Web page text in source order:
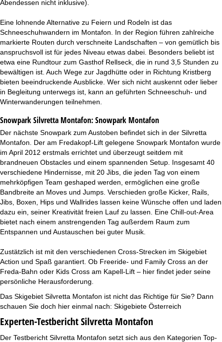
Abendessen nicht inklusive).
Eine lohnende Alternative zu Feiern und Rodeln ist das
Schneeschuhwandern im Montafon. In der Region führen zahlreiche
markierte Routen durch verschneite Landschaften – von gemütlich bis
anspruchsvoll ist für jedes Niveau etwas dabei. Besonders beliebt ist
etwa eine Rundtour zum Gasthof Rellseck, die in rund 3,5 Stunden zu
bewältigen ist. Auch Wege zur Jagdhütte oder in Richtung Kristberg
bieten beeindruckende Ausblicke. Wer sich nicht auskennt oder lieber
in Begleitung unterwegs ist, kann an geführten Schneeschuh- und
Winterwanderungen teilnehmen.
Snowpark Silvretta Montafon:Snowpark Montafon
Der nächste Snowpark zum Austoben befindet sich in der Silvretta
Montafon. Der am Fredakopf-Lift gelegene Snowpark Montafon wurde
im April 2012 erstmals errichtet und überzeugt seitdem mit
brandneuen Obstacles und einem spannenden Setup. Insgesamt 40
verschiedene Hindernisse, mit 20 Jibs, die jeden Tag von einem
mehrköpfigen Team geshaped werden, ermöglichen eine große
Bandbreite an Moves und Jumps. Verschieden große Kicker, Rails,
Jibs, Boxen, Hips und Wallrides lassen keine Wünsche offen und laden
dazu ein, seiner Kreativität freien Lauf zu lassen. Eine Chill-out-Area
bietet nach einem anstrengenden Tag außerdem Raum zum
Entspannen und Austauschen bei guter Musik.
Zustätzlich ist mit den verschiedenen Cross-Strecken im Skigebiet
Action und Spaß garantiert. Ob Freeride- und Family Cross an der
Freda-Bahn oder Kids Cross am Kapell-Lift – hier findet jeder seine
persönliche Herausforderung.
Das Skigebiet Silvretta Montafon ist nicht das Richtige für Sie? Dann
schauen Sie doch hier einmal nach: Skigebiete Österreich
Experten-Testbericht Silvretta Montafon
Der Testbericht Silvretta Montafon setzt sich aus den Kategorien Top-